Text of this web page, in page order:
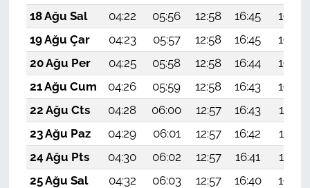
18 Ağu Sal
04:22 05:56 12:58 16:45
19:50
19 Ağu Çar
04:23 05:57 12:58 16:45
19:49
20 Ağu Per
04:25 05:58 12:58 16:44
19:48
21 Ağu Cum
04:26 05:59 12:58 16:43
19:46
22 Ağu Cts
04:28 06:00 12:57 16:43
19:45
23 Ağu Paz
04:29 06:01 12:57 16:42
19:43
24 Ağu Pts
04:30 06:02 12:57 16:41
19:42
25 Ağu Sal
04:32 06:03 12:57 16:40 19:40